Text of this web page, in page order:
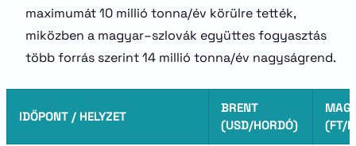
maximumát 10 millió tonna/év körülre tették,
miközben a magyar–szlovák együttes fogyasztás
több forrás szerint 14 millió tonna/év nagyságrend.
IDŐPONT / HELYZET
BRENT
(USD/HORDÓ)
(FT/